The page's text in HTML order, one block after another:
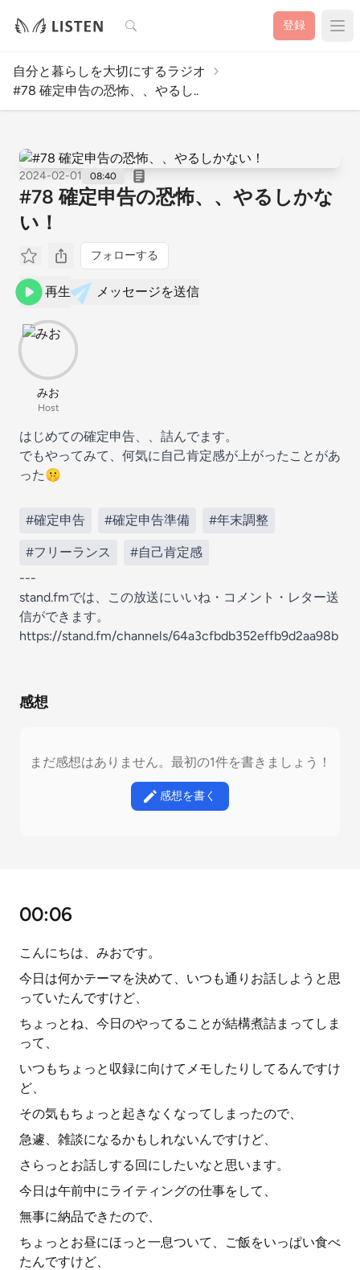
検索 登録
自分と暮らしを大切にするラジオ
#78 確定申告の恐怖、、やるし..
2024-02-01 08:40
#78 確定申告の恐怖、、やるしかな
い！
フォローする
再生 メッセージを送信
みお
Host
はじめての確定申告、、詰んでます。
でもやってみて、何気に自己肯定感が上がったことがあ
った🤫
#確定申告 #確定申告準備 #年末調整
#フリーランス
#自己肯定感
---
stand.fmでは、この放送にいいね・コメント・レター送
信ができます。
https://stand.fm/channels/64a3cfbdb352effb9d2aa98b
感想
まだ感想はありません。最初の1件を書きましょう！
感想を書く
00:06
こんにちは、みおです。
今日は何かテーマを決めて、いつも通りお話しようと思
っていたんですけど、
ちょっとね、今日のやってることが結構煮詰まってしま
って、
いつもちょっと収録に向けてメモしたりしてるんですけ
ど、
その気もちょっと起きなくなってしまったので、
急遽、雑談になるかもしれないんですけど、
さらっとお話しする回にしたいなと思います。
今日は午前中にライティングの仕事をして、
無事に納品できたので、
ちょっとお昼にほっと一息ついて、ご飯をいっぱい食べ
たんですけど、